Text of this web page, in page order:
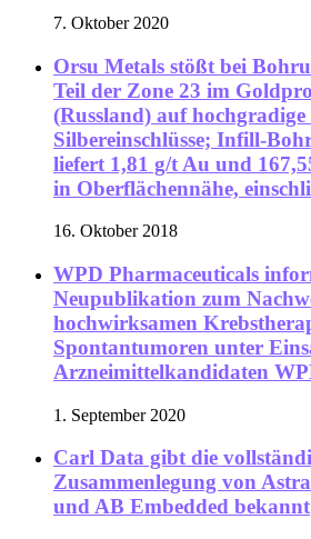
7. Oktober 2020
Orsu Metals stößt bei
Teil der Zone 23 im
(Russland) auf
Silbereinschlüsse; Infill-
liefert 1,81 g/t Au und
in Oberflächennähe,
16. Oktober 2018
WPD Pharmaceuticals
Neupublikation zum
hochwirksamen
Spontantumoren unter
Arzneimittelkandidaten
1. September 2020
Carl Data gibt die
Zusammenlegung von
und AB Embedded bekannt